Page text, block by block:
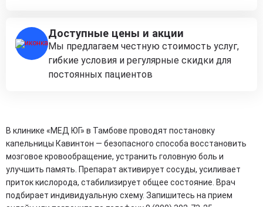
Доступные цены и акции
Мы предлагаем честную стоимость услуг,
гибкие условия и регулярные скидки для
постоянных пациентов
В клинике «МЕД ЮГ» в Тамбове проводят постановку
капельницы Кавинтон — безопасного способа восстановить
мозговое кровообращение, устранить головную боль и
улучшить память. Препарат активирует сосуды, усиливает
приток кислорода, стабилизирует общее состояние. Врач
подбирает индивидуальную схему. Запишитесь на прием